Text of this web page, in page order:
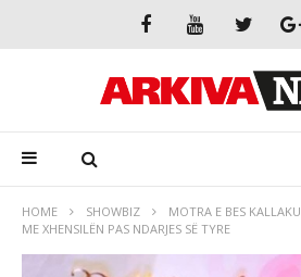
HOME SHOWBIZ
MOTRA E BES
ME XHENSILËN PAS NDARJES SË TYRE